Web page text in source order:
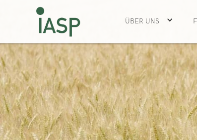
ÜBER UNS